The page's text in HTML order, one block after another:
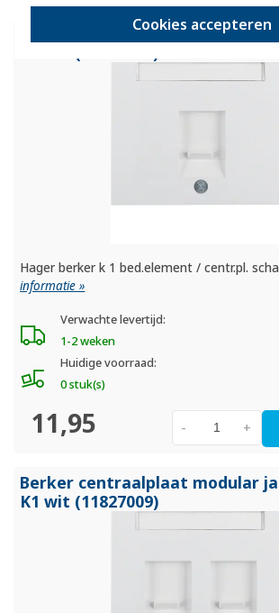
Cookies accepteren
Berker centraalplaat modular
Hager berker k 1 bed.element / centr.pl.
informatie »
Verwachte levertijd:
1-2 weken
Huidige voorraad:
0 stuk(s)
11,95 +
-
Berker centraalplaat modular
K1 wit (11827009)